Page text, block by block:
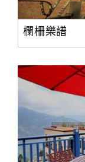
欄柵樂譜